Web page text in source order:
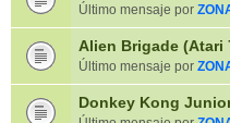
Último mensaje por
Alien Brigade (Atari
Último mensaje por
Donkey Kong